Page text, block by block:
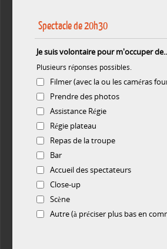
Spectacle de 20h30
Je suis volontaire pour m'occuper
Plusieurs réponses possibles.
Filmer (avec la ou les caméras
Prendre des photos
Assistance Régie
Régie plateau
Repas de la troupe
Bar
Accueil des spectateurs
Close-up
Scène
Autre (à préciser plus bas en